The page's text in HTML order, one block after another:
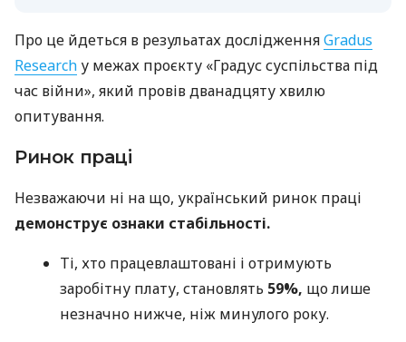
Про це йдеться в резульатах дослідженняGradus
Research у межах проєкту «Градус суспільства під
час війни», який провів дванадцяту хвилю
опитування.
Ринок праці
Незважаючи ні на що, український ринок праці
демонструє ознаки стабільності.
Ті, хто працевлаштовані і отримують
заробітну плату, становлять 59%, що лише
незначно нижче, ніж минулого року.